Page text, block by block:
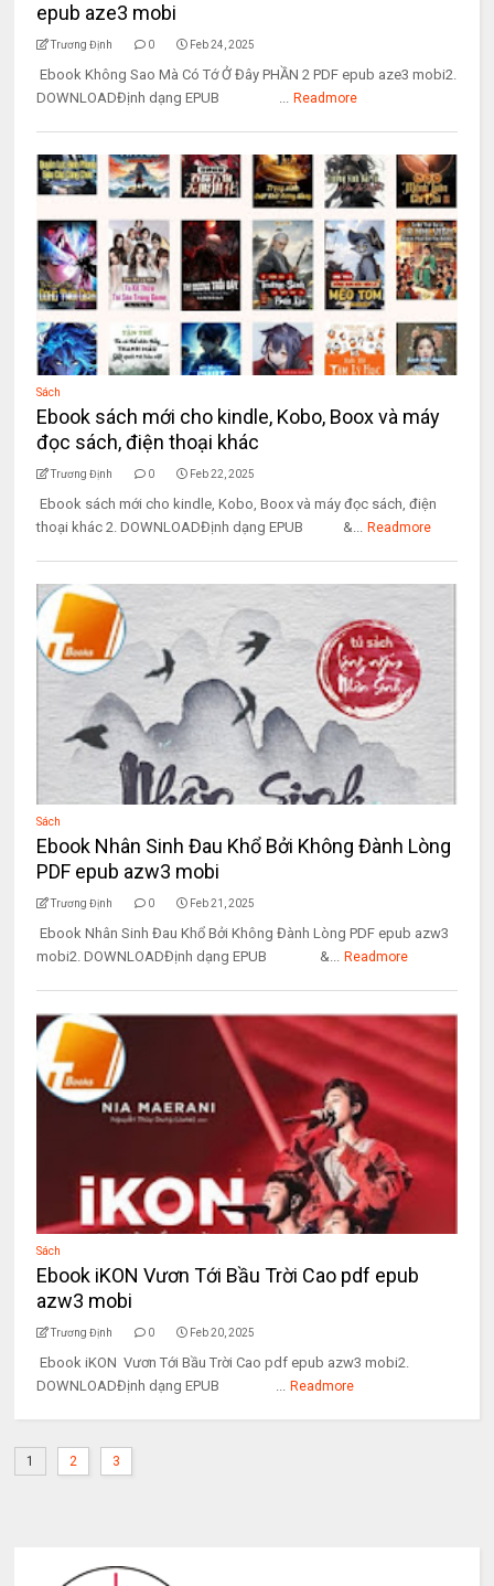
epub aze3 mobi
Trương Định 0 Feb 24, 2025
Ebook Không Sao Mà Có Tớ Ở Đây PHẦN 2 PDF epub aze3 mobi2.
DOWNLOADĐịnh dạng EPUB ... Readmore
Sách
Ebook sách mới cho kindle, Kobo, Boox và máy
đọc sách, điện thoại khác
Trương Định 0 Feb 22, 2025
Ebook sách mới cho kindle, Kobo, Boox và máy đọc sách, điện
thoại khác 2. DOWNLOADĐịnh dạng EPUB &... Readmore
Sách
Ebook Nhân Sinh Đau Khổ Bởi Không Đành Lòng
PDF epub azw3 mobi
Trương Định 0 Feb 21, 2025
Ebook Nhân Sinh Đau Khổ Bởi Không Đành Lòng PDF epub azw3
mobi2. DOWNLOADĐịnh dạng EPUB &... Readmore
Sách
Ebook iKON Vươn Tới Bầu Trời Cao pdf epub
azw3 mobi
Trương Định 0 Feb 20, 2025
Ebook iKON Vươn Tới Bầu Trời Cao pdf epub azw3 mobi2.
DOWNLOADĐịnh dạng EPUB ... Readmore
1 2 3